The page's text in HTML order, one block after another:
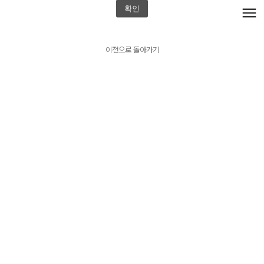
menu
확인
이전으로 돌아가기